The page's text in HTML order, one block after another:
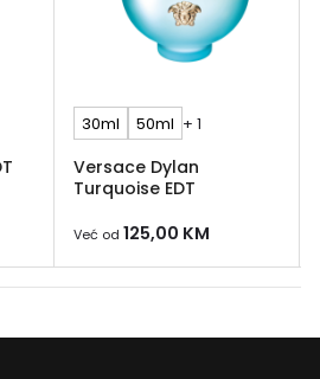
30ml 50ml + 1
Versace Dylan
Turquoise EDT
Već od 125,00 KM